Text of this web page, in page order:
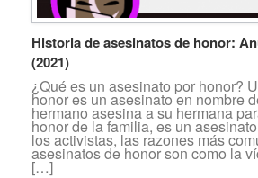
Historia de asesinatos de honor:
(2021)
¿Qué es un asesinato por honor?
honor es un asesinato en nombre
hermano asesina a su hermana
honor de la familia, es un
los activistas, las razones más
asesinatos de honor son como la
[…]